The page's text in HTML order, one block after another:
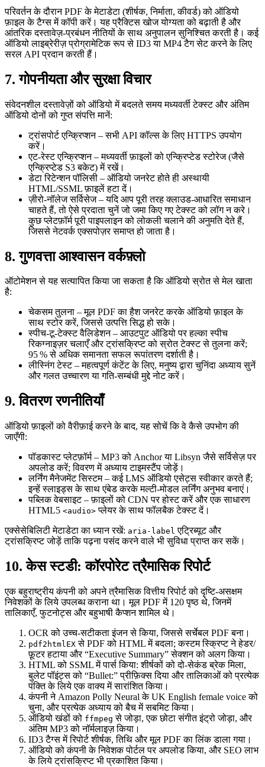
परिवर्तन के दौरान PDF के मेटाडेटा (शीर्षक, निर्माता, कीवर्ड) को ऑडियो
फ़ाइल के टैग्स में कॉपी करें। यह प्रैक्टिस खोज योग्यता को बढ़ाती है और
आंतरिक दस्तावेज़‑प्रबंधन नीतियों के साथ अनुपालन सुनिश्चित करती है। कई
ऑडियो लाइब्रेरीज़ प्रोग्रामेटिक रूप से ID3 या MP4 टैग सेट करने के लिए
सरल API प्रदान करती हैं।
7. गोपनीयता और सुरक्षा विचार
संवेदनशील दस्तावेज़ों को ऑडियो में बदलते समय मध्यवर्ती टेक्स्ट और अंतिम
ऑडियो दोनों को गुप्त संपत्ति मानें:
ट्रांसपोर्ट एन्क्रिप्शन– सभी API कॉल्स के लिए HTTPS उपयोग
करें।
एट‑रेस्ट एन्क्रिप्शन– मध्यवर्ती फ़ाइलों को एन्क्रिप्टेड स्टोरेज (जैसे
एन्क्रिप्टेड S3 बकेट) में रखें।
डेटा रिटेन्शन पॉलिसी – ऑडियो जनरेट होते ही अस्थायी
HTML/SSML फ़ाइलें हटा दें।
ज़ीरो‑नॉलेज सर्विसेज– यदि आप पूरी तरह क्लाउड‑आधारित समाधान
चाहते हैं, तो ऐसे प्रदाता चुनें जो जमा किए गए टेक्स्ट को लॉग न करे।
कुछ प्लेटफ़ॉर्म पूरी पाइपलाइन को लोकली चलाने की अनुमति देते हैं,
जिससे नेटवर्क एक्सपोज़र समाप्त हो जाता है।
8. गुणवत्ता आश्वासन वर्कफ़्लो
ऑटोमेशन से यह सत्यापित किया जा सकता है कि ऑडियो स्रोत से मेल खाता
है:
चेकसम तुलना – मूल PDF का हैश जनरेट करके ऑडियो फ़ाइल के
साथ स्टोर करें, जिससे उत्पत्ति सिद्ध हो सके।
स्पीच‑टू‑टेक्स्ट वैलिडेशन– आउटपुट ऑडियो पर हल्का स्पीच
रिकग्नाइज़र चलाएँ और ट्रांसक्रिप्ट को स्रोत टेक्स्ट से तुलना करें;
95 % से अधिक समानता सफल रूपांतरण दर्शाती है।
लीस्निंग टेस्ट– महत्वपूर्ण कंटेंट के लिए, मनुष्य द्वारा चुनिंदा अध्याय सुनें
और गलत उच्चारण या गति‑सम्बंधी मुद्दे नोट करें।
9. वितरण रणनीतियाँ
ऑडियो फ़ाइलों को वैरीफ़ाई करने के बाद, यह सोचें कि वे कैसे उपभोग की
जाएँगी:
पॉडकास्ट प्लेटफ़ॉर्म– MP3 को Anchor या Libsyn जैसे सर्विसेज़ पर
अपलोड करें; विवरण में अध्याय टाइमस्टैंप जोड़ें।
लर्निंग मैनेजमेंट सिस्टम– कई LMS ऑडियो एसेट्स स्वीकार करते हैं;
इन्हें स्लाइड्स के साथ एंबेड करके मल्टी‑मोडल लर्निंग अनुभव बनाएं।
पब्लिक वेबसाइट– फ़ाइलों को CDN पर होस्ट करें और एक साधारण
HTML5 <audio> प्लेयर के साथ फॉलबैक टेक्स्ट दें।
एक्सेसेबिलिटी मेटाडेटाका ध्यान रखें: aria-label एट्रिब्यूट और
ट्रांसक्रिप्ट जोड़ें ताकि पढ़ना पसंद करने वाले भी सुविधा प्राप्त कर सकें।
10. केस स्टडी: कॉरपोरेट त्रैमासिक रिपोर्ट
एक बहुराष्ट्रीय कंपनी को अपने त्रैमासिक वित्तीय रिपोर्ट को दृष्टि‑असक्षम
निवेशकों के लिये उपलब्ध कराना था। मूल PDF में 120 पृष्ठ थे, जिनमें
तालिकाएँ, फुटनोट्स और बहुभाषी कैप्शन शामिल थे।
OCR को उच्च‑सटीकता इंजन से किया, जिससे सर्चेबल PDF बना।
pdf2htmlEX से PDF को HTML में बदला; कस्टम स्क्रिप्ट ने हेडर/
फ़ूटर हटाया और “Executive Summary” सेक्शन को अलग किया।
HTML को SSML में पार्स किया: शीर्षकों को दो‑सेकंड ब्रेक मिला,
बुलेट पॉइंट्स को “Bullet:” प्रीफ़िक्स दिया और तालिकाओं को प्रत्येक
पंक्ति के लिये एक वाक्य में सारांशित किया।
कंपनी ने Amazon Polly Neural के UK English female voice को
चुना, और प्रत्येक अध्याय को बैच में सबमिट किया।
ऑडियो खंडों को ffmpeg से जोड़ा, एक छोटा संगीत इंट्रो जोड़ा, और
अंतिम MP3 को नॉर्मलाइज़ किया।
ID3 टैग्स में रिपोर्ट शीर्षक, तिथि और मूल PDF का लिंक डाला गया।
ऑडियो को कंपनी के निवेशक पोर्टल पर अपलोड किया, और SEO लाभ
के लिये ट्रांसक्रिप्ट भी प्रकाशित किया।